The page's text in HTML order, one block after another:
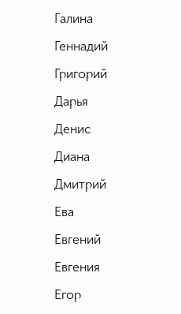
Галина
Геннадий
Григорий
Дарья
Денис
Диана
Дмитрий
Ева
Евгений
Евгения
Егор